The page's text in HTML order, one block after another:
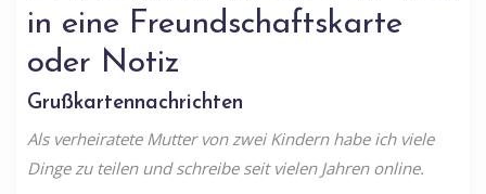
in eine Freundschaftskarte
oder Notiz
Grußkartennachrichten
Als verheiratete Mutter von zwei Kindern habe ich viele
Dinge zu teilen und schreibe seit vielen Jahren online.